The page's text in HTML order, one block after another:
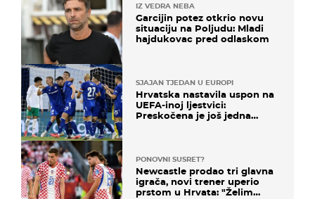
IZ VEDRA NEBA
Garcijin potez otkrio novu
situaciju na Poljudu: Mladi
hajdukovac pred odlaskom
SJAJAN TJEDAN U EUROPI
Hrvatska nastavila uspon na
UEFA-inoj ljestvici:
Preskočena je još jedna
PONOVNI SUSRET?
Newcastle prodao tri glavna
igrača, novi trener uperio
prstom u Hrvata: "Želim